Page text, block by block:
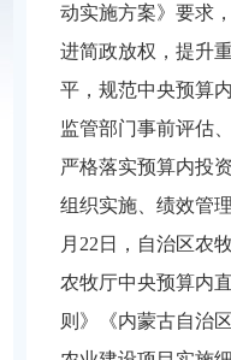
动实施方案》要求
进简政放权，提升
平，规范中央预算
监管部门事前评估
严格落实预算内投
组织实施、绩效管
月22日，自治区农
农牧厅中央预算内
则》《内蒙古自治